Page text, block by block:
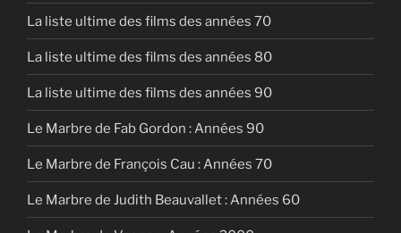
La liste ultime des films des années 70
La liste ultime des films des années 80
La liste ultime des films des années 90
Le Marbre de Fab Gordon : Années 90
Le Marbre de François Cau : Années 70
Le Marbre de Judith Beauvallet : Années 60